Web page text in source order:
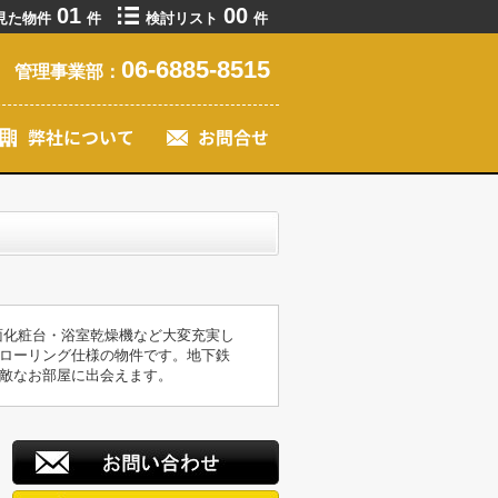
た物件 01 件 検討リスト 00 件
管理事業部： 06-6885-8515
粧台・浴室乾燥機など大変充実し
ーリング仕様の物件です。地下鉄
なお部屋に出会えます。